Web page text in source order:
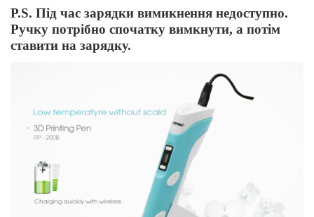
P.S. Під час зарядки вимикнення недоступно.
Ручку потрібно спочатку вимкнути, а потім
ставити на зарядку.